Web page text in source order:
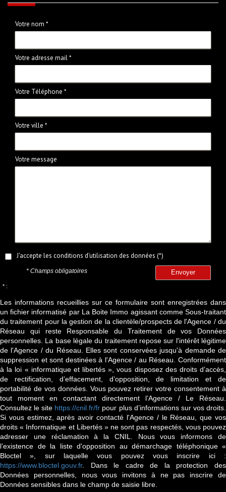
Votre nom *
Votre adresse mail *
Votre Téléphone *
Votre ville *
Votre message
J'accepte les conditions d'utilisation des données (*)
Envoyer
* Champs obligatoires
* :
Les informations recueillies sur ce formulaire sont enregistrées dans
un fichier informatisé par La Boite Immo agissant comme Sous-traitant
du traitement pour la gestion de la clientèle/prospects de l'Agence / du
Réseau qui reste Responsable du Traitement de vos Données
personnelles. La base légale du traitement repose sur l'intérêt légitime
de l'Agence / du Réseau. Elles sont conservées jusqu'à demande de
suppression et sont destinées à l'Agence / au Réseau. Conformément
à la loi « informatique et libertés », vous disposez des droits d’accès,
de rectification, d’effacement, d’opposition, de limitation et de
portabilité de vos données. Vous pouvez retirer votre consentement à
tout moment en contactant directement l’Agence / Le Réseau.
Consultez le site https://cnil.fr/fr pour plus d’informations sur vos droits.
Si vous estimez, après avoir contacté l'Agence / le Réseau, que vos
droits « Informatique et Libertés » ne sont pas respectés, vous pouvez
adresser une réclamation à la CNIL. Nous vous informons de
l’existence de la liste d'opposition au démarchage téléphonique «
Bloctel », sur laquelle vous pouvez vous inscrire ici :
https://www.bloctel.gouv.fr. Dans le cadre de la protection des
Données personnelles, nous vous invitons à ne pas inscrire de
Données sensibles dans le champ de saisie libre.